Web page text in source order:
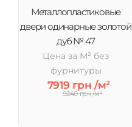
Металлопластиковые
двери одинарные золотой
дуб № 47
Цена за М² без
фурнитуры
7919 грн /м²
9240 грн /м²